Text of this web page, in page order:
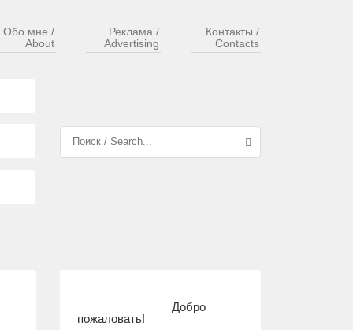
Обо мне /
About
Реклама /
Advertising
Контакты /
Contacts
Добро
пожаловать!